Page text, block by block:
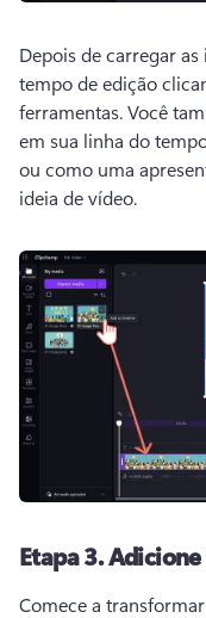
Depois de carregar
tempo de edição
ferramentas. Você
em sua linha do
ou como uma
ideia de vídeo.
Etapa 3.
Comece a